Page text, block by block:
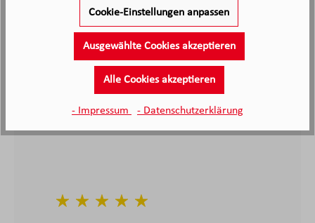
2138 Bewertungen
/5.0
Kunden haben unseren Service
4.4
Durchschnittliche Bewertung
Cookie-Einstellungen anpassen
Ausgewählte Cookies akzeptieren
Alle Cookies akzeptieren
- Impressum - Datenschutzerklärung